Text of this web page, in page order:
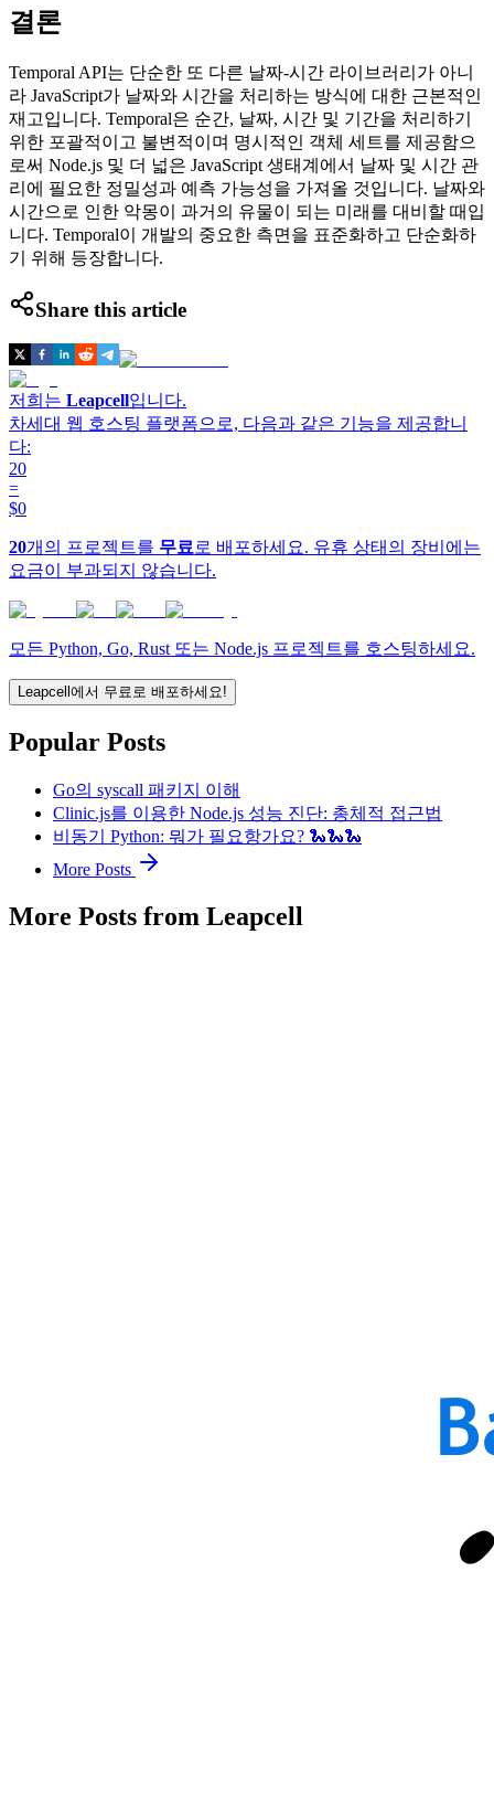
결론
Temporal API는 단순한 또 다른 날짜-시간 라이브러리가 아니
라 JavaScript가 날짜와 시간을 처리하는 방식에 대한 근본적인
재고입니다. Temporal은 순간, 날짜, 시간 및 기간을 처리하기
위한 포괄적이고 불변적이며 명시적인 객체 세트를 제공함으
로써 Node.js 및 더 넓은 JavaScript 생태계에서 날짜 및 시간 관
리에 필요한 정밀성과 예측 가능성을 가져올 것입니다. 날짜와
시간으로 인한 악몽이 과거의 유물이 되는 미래를 대비할 때입
니다. Temporal이 개발의 중요한 측면을 표준화하고 단순화하
기 위해 등장합니다.
Share this article
저희는 Leapcell입니다.
차세대 웹 호스팅 플랫폼으로, 다음과 같은 기능을 제공합니
다:
20
=
$0
20개의 프로젝트를 무료 로 배포하세요. 유휴 상태의 장비에는
요금이 부과되지 않습니다.
모든 Python, Go, Rust 또는 Node.js 프로젝트를 호스팅하세요.
Leapcell에서 무료로 배포하세요!
Popular Posts
Go의 syscall 패키지 이해
Clinic.js를 이용한 Node.js 성능 진단: 총체적 접근법
비동기 Python: 뭐가 필요항가요? 🐍🐍🐍
More Posts
More Posts from Leapcell